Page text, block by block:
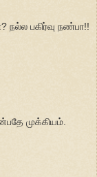
பகிர்வு நண்பா!!
முக்கியம்.